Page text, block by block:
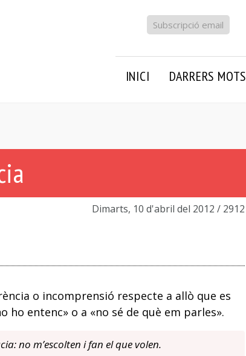
Subscripció email
INICI DARRERS MOTS
Dimarts, 10 d'abril del 2012 / 2912
o incomprensió respecte a allò que es
ho entenc» o a «no sé de què em parles».
no m’escolten i fan el que volen.